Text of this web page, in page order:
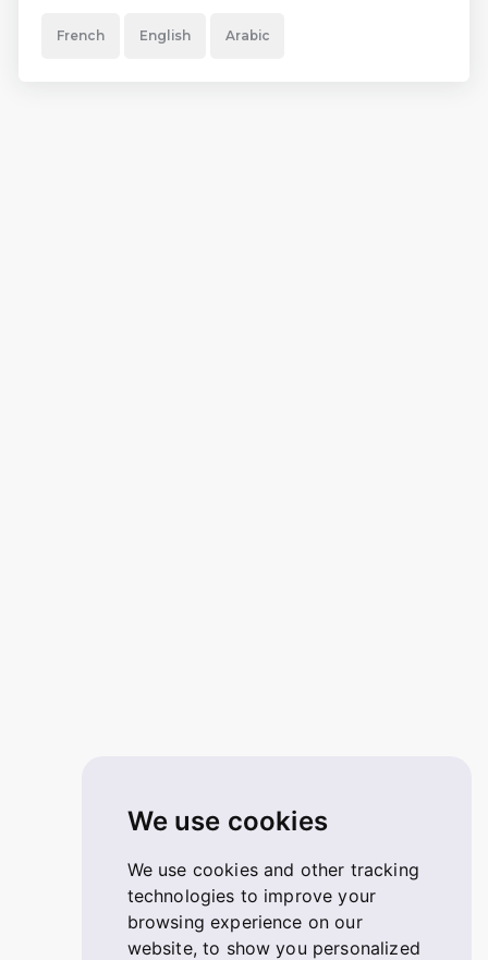
We use cookies
We use cookies and other tracking
technologies to improve your
browsing experience on our
website, to show you personalized
French English Arabic